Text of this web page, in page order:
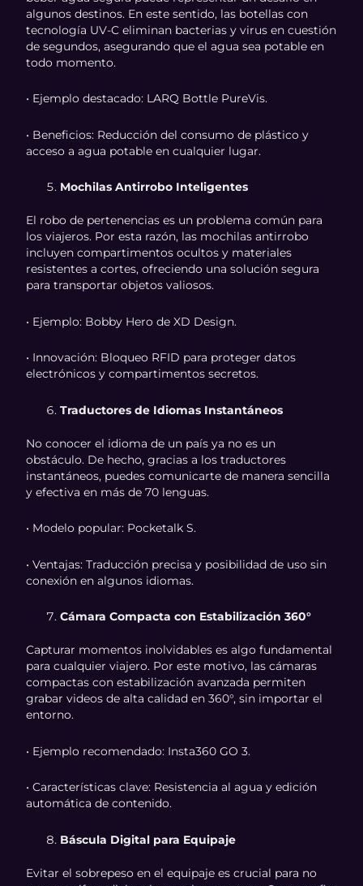
algunos destinos. En este sentido, las botellas con
tecnología UV-C eliminan bacterias y virus en cuestión
de segundos, asegurando que el agua sea potable en
todo momento.
• Ejemplo destacado: LARQ Bottle PureVis.
• Beneficios: Reducción del consumo de plástico y
acceso a agua potable en cualquier lugar.
Mochilas Antirrobo Inteligentes
El robo de pertenencias es un problema común para
los viajeros. Por esta razón, las mochilas antirrobo
incluyen compartimentos ocultos y materiales
resistentes a cortes, ofreciendo una solución segura
para transportar objetos valiosos.
• Ejemplo: Bobby Hero de XD Design.
• Innovación: Bloqueo RFID para proteger datos
electrónicos y compartimentos secretos.
Traductores de Idiomas Instantáneos
No conocer el idioma de un país ya no es un
obstáculo. De hecho, gracias a los traductores
instantáneos, puedes comunicarte de manera sencilla
y efectiva en más de 70 lenguas.
• Modelo popular: Pocketalk S.
• Ventajas: Traducción precisa y posibilidad de uso sin
conexión en algunos idiomas.
Cámara Compacta con Estabilización 360°
Capturar momentos inolvidables es algo fundamental
para cualquier viajero. Por este motivo, las cámaras
compactas con estabilización avanzada permiten
grabar videos de alta calidad en 360°, sin importar el
entorno.
• Ejemplo recomendado: Insta360 GO 3.
• Características clave: Resistencia al agua y edición
automática de contenido.
Báscula Digital para Equipaje
Evitar el sobrepeso en el equipaje es crucial para no